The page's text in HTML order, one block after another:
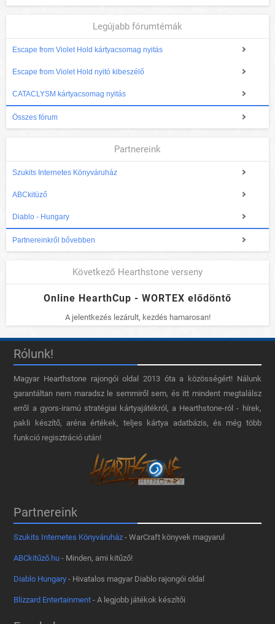
Legújabb fórumtémák
Escape from Violet Hold kártyacsomag nyitás
Escape from Violet Hold nyitó kibeszélő
CATACLYSM kártyacsomag nyitás
Összes fórum
Partnereink
Szukits Internetes Könyváruház
ABCkitüző
Diablo - Hungary
Partnereinkről bővebben
Következő Hearthstone verseny
Online HearthCup - WORTEX elődöntő
A jelentkezés lezárult, kezdés hamarosan!
Rólunk!
Magyar Hearthstone​ rajongói oldal 2013 óta a közösségért! Nálunk
garantáltan nem maradsz le semmiről sem, és itt mindent megtalálsz
erről a gyors-iramú stratégiai kártyajátékról, a Hearthstone-ról - hírek,
pakli készítő, aréna értékek, teljes kártya adatbázis, és még több
funkció regisztráció után!
Partnereink
Szukits Internetes Könyváruház - WarCraft könyvek magyarul
ABCkitűző.hu - Minden, ami kitűző!
Diablo Hungary - Hivatalos magyar Diablo rajongói oldal
Blizzard Entertainment - A legjobb játékok készítői